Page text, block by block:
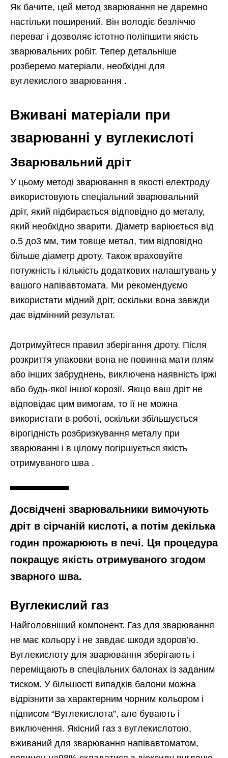
Як бачите, цей метод зварювання не даремно
настільки поширений. Він володіє безліччю
переваг і дозволяє істотно поліпшити якість
зварювальних робіт. Тепер детальніше
розберемо матеріали, необхідні для
вуглекислого зварювання .
Вживані матеріали при
зварюванні у вуглекислоті
Зварювальний дріт
У цьому методі зварювання в якості електроду
використовують спеціальний зварювальний
дріт, який підбирається відповідно до металу,
який необхідно зварити. Діаметр варіюється від
о.5 до3 мм, тим товще метал, тим відповідно
більше діаметр дроту. Також враховуйте
потужність і кількість додаткових налаштувань у
вашого напівавтомата. Ми рекомендуємо
використати мідний дріт, оскільки вона завжди
дає відмінний результат.
Дотримуйтеся правил зберігання дроту. Після
розкриття упаковки вона не повинна мати плям
або інших забруднень, виключена наявність іржі
або будь-якої іншої корозії. Якщо ваш дріт не
відповідає цим вимогам, то її не можна
використати в роботі, оскільки збільшується
вірогідність розбризкування металу при
зварюванні і в цілому погіршується якість
отримуваного шва .
Досвідчені зварювальники вимочують
дріт в сірчаній кислоті, а потім декілька
годин прожарюють в печі. Ця процедура
покращує якість отримуваного згодом
зварного шва.
Вуглекислий газ
Найголовніший компонент. Газ для зварювання
не має кольору і не завдає шкоди здоров’ю.
Вуглекислоту для зварювання зберігають і
переміщають в спеціальних балонах із заданим
тиском. У більшості випадків балони можна
відрізнити за характерним чорним кольором і
підписом “Вуглекислота”, але бувають і
виключення. Якісний газ з вуглекислотою,
вживаний для зварювання напівавтоматом,